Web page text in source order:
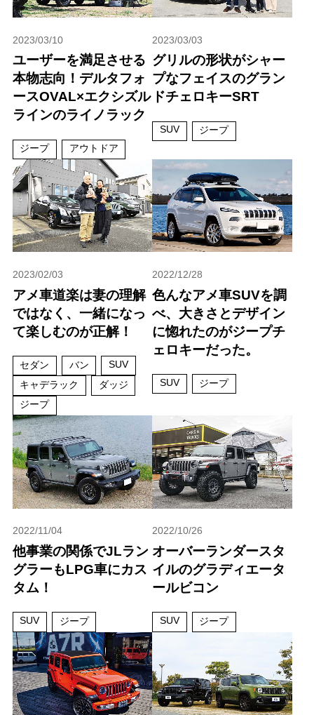
2023/03/10
ユーザーを満足させる
本物志向！デルタフォ
ースOVAL×エクシズル
ラインのライノラック
ジープ アウトドア
2023/03/03
グリルの形状がシャー
プなフェイスのグラン
ドチェロキーSRT
SUV ジープ
2023/02/03
アメ車道楽は妻の理解
ではなく、一緒になっ
て楽しむのが正解！
セダン バン
SUV
キャデラック
ダッジ
ジープ
2022/12/28
色んなアメ車SUVを調
べ、大きさとデザイン
に惚れたのがジープチ
ェロキーだった。
SUV ジープ
2022/11/04
他事業の関係でJLラン
グラーもLPG車にカス
タム！
SUV ジープ
2022/10/26
オーバーランダースタ
イルのグラディエータ
ールビコン
SUV ジープ